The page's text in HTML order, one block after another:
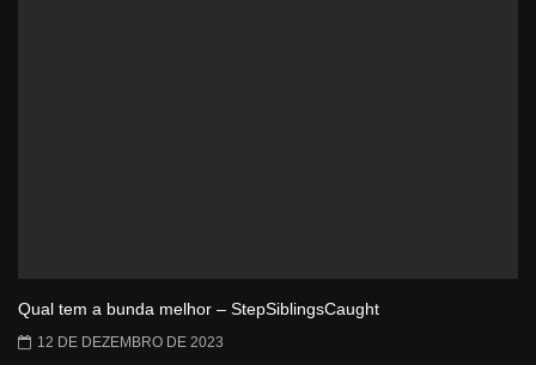
Qual tem a bunda melhor – StepSiblingsCaught
12 DE DEZEMBRO DE 2023